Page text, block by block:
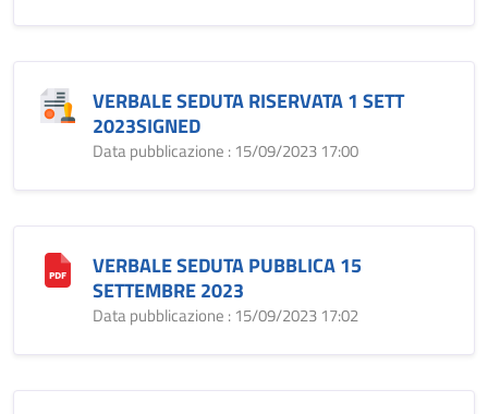
VERBALE SEDUTA RISERVATA 1 SETT
2023SIGNED
Data pubblicazione : 15/09/2023 17:00
VERBALE SEDUTA PUBBLICA 15
SETTEMBRE 2023
Data pubblicazione : 15/09/2023 17:02